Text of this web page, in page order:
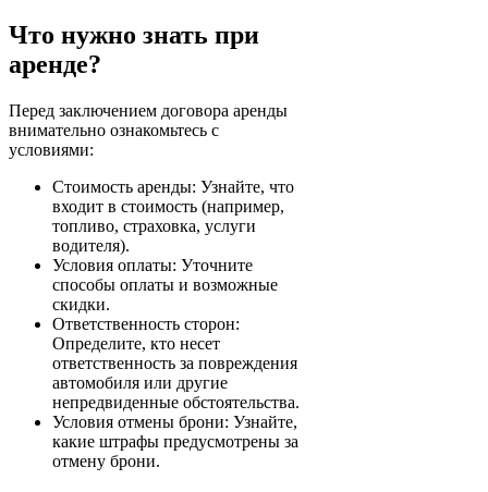
Что нужно знать при
аренде?
Перед заключением договора аренды
внимательно ознакомьтесь с
условиями:
Стоимость аренды: Узнайте, что
входит в стоимость (например,
топливо, страховка, услуги
водителя).
Условия оплаты: Уточните
способы оплаты и возможные
скидки.
Ответственность сторон:
Определите, кто несет
ответственность за повреждения
автомобиля или другие
непредвиденные обстоятельства.
Условия отмены брони: Узнайте,
какие штрафы предусмотрены за
отмену брони.